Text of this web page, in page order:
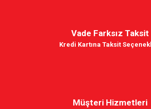
Vade Farksız Taksit
Kredi Kartına Taksit
Müşteri Hizmetleri